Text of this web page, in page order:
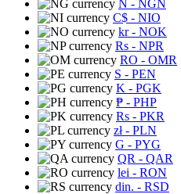
N - NGN
C$ - NIO
kr- NOK
Rs - NPR
RO - OMR
S - PEN
K - PGK
₱ - PHP
Rs - PKR
zł- PLN
G - PYG
QR - QAR
lei - RON
din. - RSD